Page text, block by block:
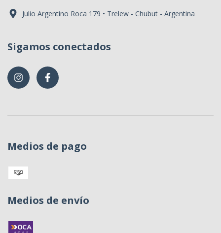
Julio Argentino Roca 179 • Trelew - Chubut - Argentina
Sigamos conectados
Medios de pago
Medios de envío